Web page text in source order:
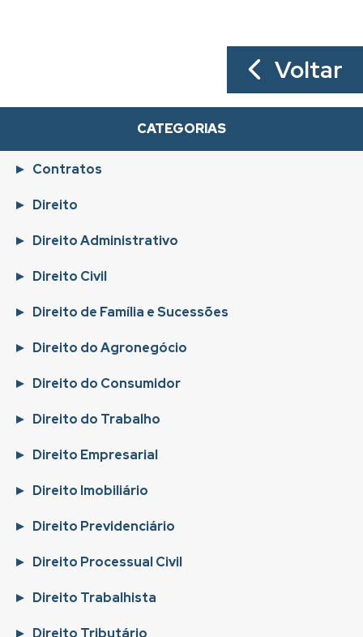
Voltar
CATEGORIAS
Contratos
Direito
Direito Administrativo
Direito Civil
Direito de Família e Sucessões
Direito do Agronegócio
Direito do Consumidor
Direito do Trabalho
Direito Empresarial
Direito Imobiliário
Direito Previdenciário
Direito Processual Civil
Direito Trabalhista
Direito Tributário